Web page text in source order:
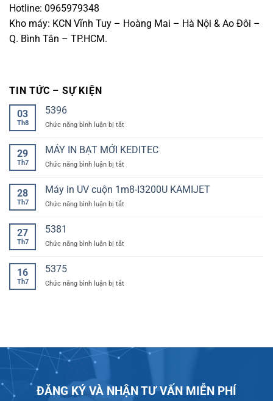
TIN TỨC – SỰ KIỆN
03
Th8
5396
Chức năng bình luận bị tắtở
29
Th7
MÁY IN BẠT MỚI KEDITEC
Chức năng bình luận bị tắtở
IN
BẠT
MỚI
28
Th7
Máy in UV cuộn 1m8-I3200U KAMIJET
Chức năng bình luận bị tắtở
cuộn
27
Th7
5381
Chức năng bình luận bị tắtở
16
Th7
5375
Chức năng bình luận bị tắtở
Hotline: 0965979348
Kho máy: KCN Vĩnh Tuy – Hoàng Mai – Hà Nội & Ao Đôi –
Q. Bình Tân – TP.HCM.
ĐĂNG KÝ VÀ NHẬN TƯ VẤN MIỄN PHÍ